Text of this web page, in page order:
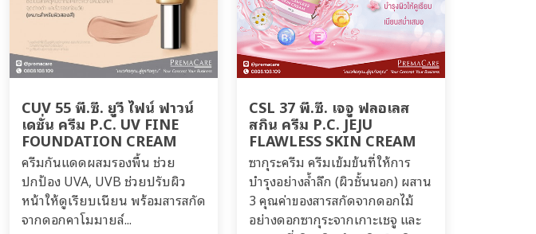
CUV 55 พี.ซี. ยูวี ไฟน์ ฟาวน์
เดชั่น ครีม P.C. UV FINE
FOUNDATION CREAM
ครีมกันแดดผสมรองพื้น ช่วย
ปกป้อง UVA, UVB ช่วยปรับผิว
หน้าให้ดูเรียบเนียน พร้อมสารสกัด
จากดอกคาโมมายล์...
CSL 37 พี.ซี. เจจู ฟลอเลส
สกิน ครีม P.C. JEJU
FLAWLESS SKIN CREAM
ซากุระครีม ครีมเข้มข้นที่ให้การ
บำรุงอย่างล้ำลึก (ผิวชั้นนอก) ผสาน
3 คุณค่าของสารสกัดจากดอกไม้
อย่างดอกซากุระจากเกาะเชจู และ